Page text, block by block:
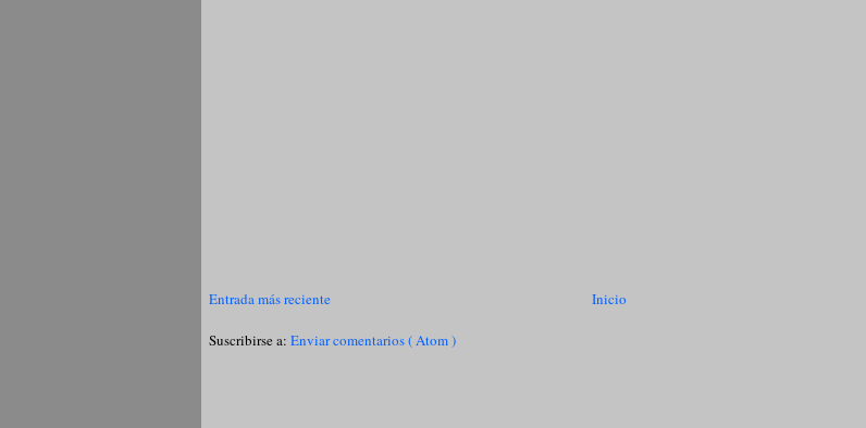
Entrada más reciente Inicio
Suscribirse a: Enviar comentarios ( Atom )